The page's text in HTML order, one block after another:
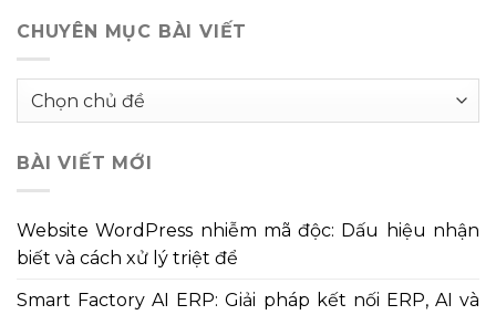
CHUYÊN MỤC BÀI VIẾT
Chuyên
viết
BÀI VIẾT MỚI
Website WordPress nhiễm mã độc: Dấu hiệu nhận
biết và cách xử lý triệt để
Smart Factory AI ERP: Giải pháp kết nối ERP, AI và